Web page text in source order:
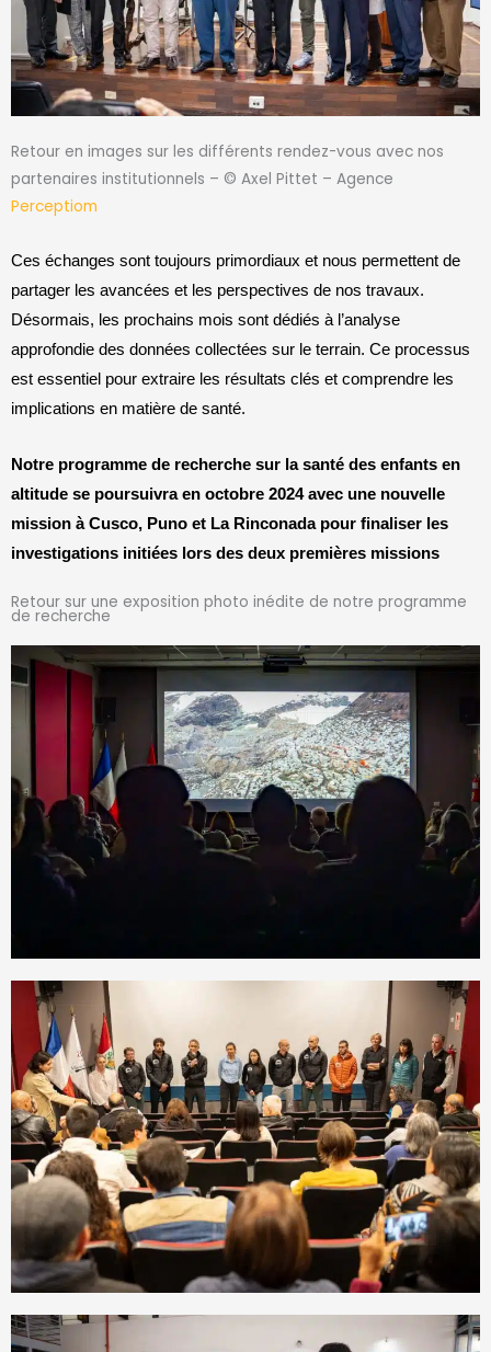
Retour en images sur les différents rendez-vous avec nos
partenaires institutionnels – © Axel Pittet – Agence
Perceptiom
Ces échanges sont toujours primordiaux et nous permettent de
partager les avancées et les perspectives de nos travaux.
Désormais, les prochains mois sont dédiés à l’analyse
approfondie des données collectées sur le terrain. Ce processus
est essentiel pour extraire les résultats clés et comprendre les
implications en matière de santé.
Notre programme de recherche sur la santé des enfants en
altitude se poursuivra en octobre 2024 avec une nouvelle
mission à Cusco, Puno et La Rinconadapour finaliser les
investigations initiées lors des deux premières missions
Retour sur une exposition photo inédite de notre programme
de recherche